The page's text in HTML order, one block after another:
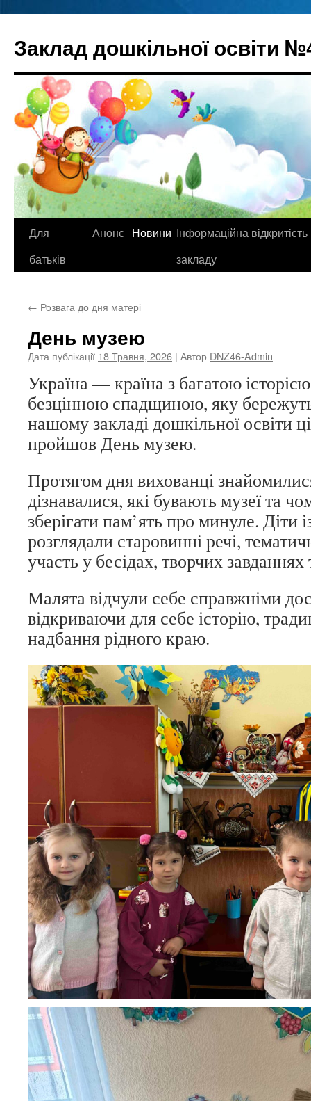
вмісту
Заклад дошкільної освіти
Для
батьків
Анонс Новини Інформаційна відкритість
закладу
← Розвага до дня матері
День музею
Дата публікації 18 Травня, 2026 | Автор DNZ46-Admin
Україна — країна з багатою
безцінною спадщиною, яку
нашому закладі дошкільної освіти
пройшов День музею.
Протягом дня вихованці
дізнавалися, які бувають музеї та
зберігати пам’ять про минуле. Діти
розглядали старовинні речі,
участь у бесідах, творчих завданнях
Малята відчули себе справжніми
відкриваючи для себе історію,
надбання рідного краю.